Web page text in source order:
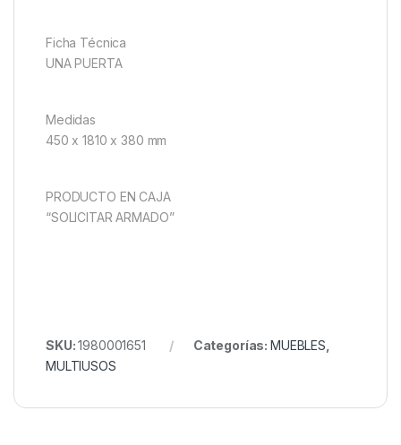
Ficha Técnica
UNA PUERTA
Medidas
450 x 1810 x 380 mm
PRODUCTO EN CAJA
“SOLICITAR ARMADO”
SKU:1980001651 Categorías: MUEBLES
MULTIUSOS